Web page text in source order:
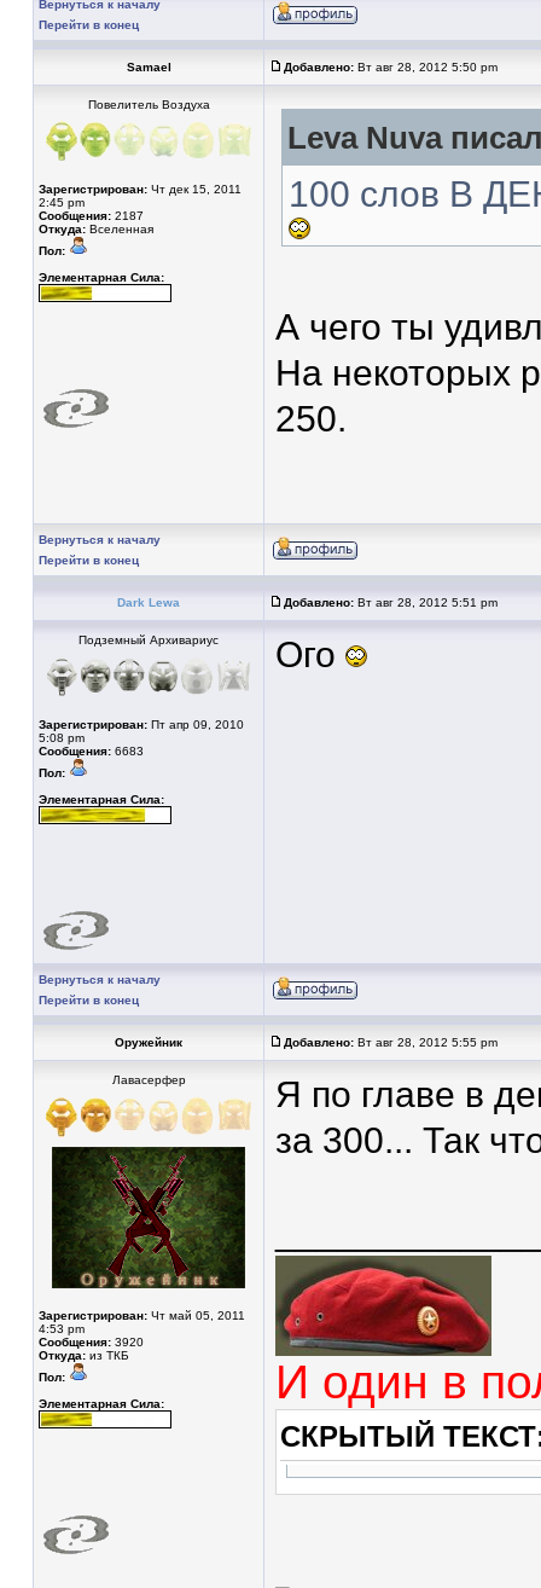
Вернуться к началу
Перейти в конец
Samael Добавлено: Вт авг 28, 2012 5:50 pm
Повелитель Воздуха
Зарегистрирован: Чт дек 15, 2011
2:45 pm
Сообщения: 2187
Откуда: Вселенная
Пол:
Элементарная Сила:
Leva Nuva
100 слов В
А чего ты
На некоторых
250.
Вернуться к началу
Перейти в конец
Dark Lewa Добавлено: Вт авг 28, 2012 5:51 pm
Подземный Архивариус
Зарегистрирован: Пт апр 09, 2010
5:08 pm
Сообщения: 6683
Пол:
Элементарная Сила:
Ого
Вернуться к началу
Перейти в конец
Оружейник Добавлено: Вт авг 28, 2012 5:55 pm
Лавасерфер
Зарегистрирован: Чт май 05, 2011
4:53 pm
Сообщения: 3920
Откуда: из ТКБ
Пол:
Элементарная Сила:
Я по главе в
за 300... Так
И один в
СКРЫТЫЙ